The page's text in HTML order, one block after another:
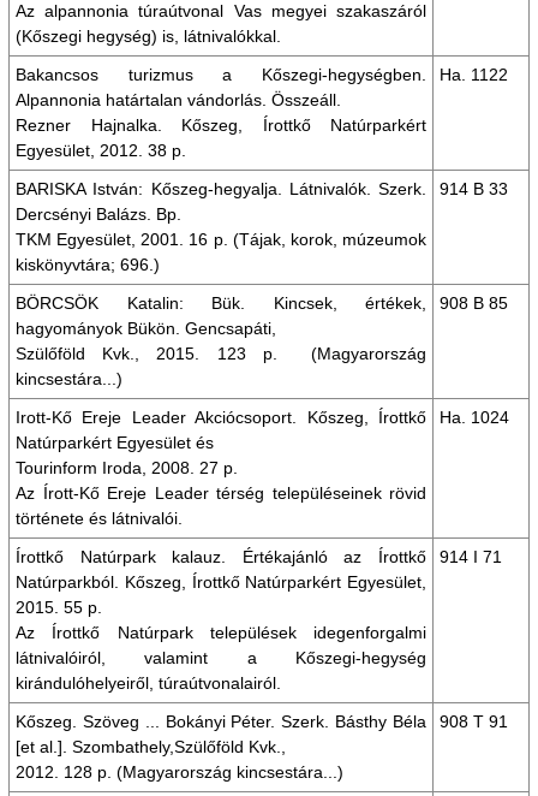
Az alpannonia túraútvonal Vas megyei szakaszáról
(Kőszegi hegység) is, látnivalókkal.
Bakancsos turizmus a Kőszegi-hegységben.
Alpannonia határtalan vándorlás. Összeáll.
Rezner Hajnalka. Kőszeg, Írottkő Natúrparkért
Egyesület, 2012. 38 p.
Ha. 1122
BARISKA István: Kőszeg-hegyalja. Látnivalók. Szerk.
Dercsényi Balázs. Bp.
TKM Egyesület, 2001. 16 p. (Tájak, korok, múzeumok
kiskönyvtára; 696.)
914 B 33
BÖRCSÖK Katalin: Bük. Kincsek, értékek,
hagyományok Bükön. Gencsapáti,
Szülőföld Kvk., 2015. 123 p. (Magyarország
kincsestára...)
908 B 85
Irott-Kő Ereje Leader Akciócsoport. Kőszeg, Írottkő
Natúrparkért Egyesület és
Tourinform Iroda, 2008. 27 p.
Az Írott-Kő Ereje Leader térség településeinek rövid
története és látnivalói.
Ha. 1024
Írottkő Natúrpark kalauz. Értékajánló az Írottkő
Natúrparkból. Kőszeg, Írottkő Natúrparkért Egyesület,
2015. 55 p.
Az Írottkő Natúrpark települések idegenforgalmi
látnivalóiról, valamint a Kőszegi-hegység
kirándulóhelyeiről, túraútvonalairól.
914 I 71
Kőszeg. Szöveg ... Bokányi Péter. Szerk. Básthy Béla
[et al.]. Szombathely,Szülőföld Kvk.,
2012. 128 p. (Magyarország kincsestára...)
908 T 91